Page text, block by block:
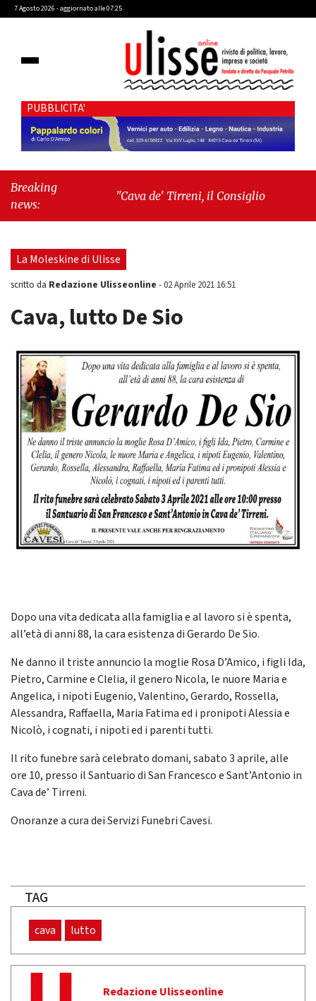
7 Agosto 2026 - aggiornato alle 07:25
PUBBLICITA'
Breaking
news:
"Cava de' Tirreni, il Consiglio comunale
Mare, giornata storica: la ceramica ammessa
alla fase europea per l’IGP"
La Moleskine di Ulisse
scritto da Redazione Ulisseonline -02 Aprile 2021 16:51
Cava, lutto De Sio
Dopo una vita dedicata alla famiglia e al lavoro si è spenta,
all’età di anni 88, la cara esistenza di Gerardo De Sio.
Ne danno il triste annuncio la moglie Rosa D’Amico, i figli Ida,
Pietro, Carmine e Clelia, il genero Nicola, le nuore Maria e
Angelica, i nipoti Eugenio, Valentino, Gerardo, Rossella,
Alessandra, Raffaella, Maria Fatima ed i pronipoti Alessia e
Nicolò, i cognati, i nipoti ed i parenti tutti.
Il rito funebre sarà celebrato domani, sabato 3 aprile, alle
ore 10, presso il Santuario di San Francesco e Sant’Antonio in
Cava de’ Tirreni.
Onoranze a cura dei Servizi Funebri Cavesi.
TAG
cava lutto
Redazione Ulisseonline